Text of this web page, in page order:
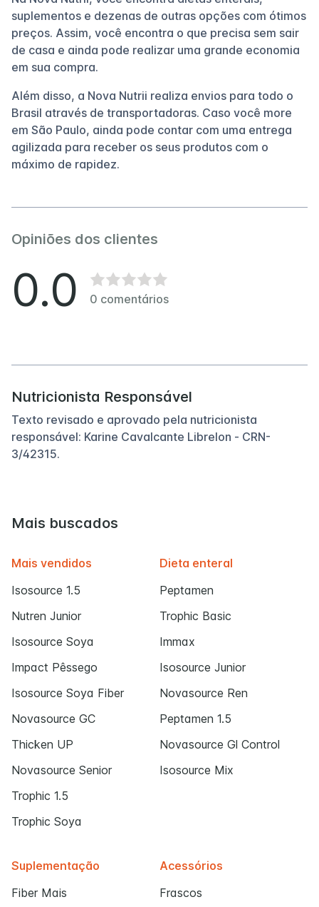
suplementos e dezenas de outras opções com ótimos
preços. Assim, você encontra o que precisa sem sair
de casa e ainda pode realizar uma grande economia
em sua compra.
Além disso, a Nova Nutrii realiza envios para todo o
Brasil através de transportadoras. Caso você more
em São Paulo, ainda pode contar com uma entrega
agilizada para receber os seus produtos com o
máximo de rapidez.
Opiniões dos clientes
0.0 0 comentários
Nutricionista Responsável
Texto revisado e aprovado pela nutricionista
responsável: Karine Cavalcante Librelon - CRN-
3/42315.
Mais buscados
Mais vendidos
Isosource 1.5
Nutren Junior
Isosource Soya
Impact Pêssego
Isosource Soya Fiber
Novasource GC
Thicken UP
Novasource Senior
Trophic 1.5
Trophic Soya
Dieta enteral
Peptamen
Trophic Basic
Immax
Isosource Junior
Novasource Ren
Peptamen 1.5
Novasource Gl Control
Isosource Mix
Suplementação
Fiber Mais
Acessórios
Frascos